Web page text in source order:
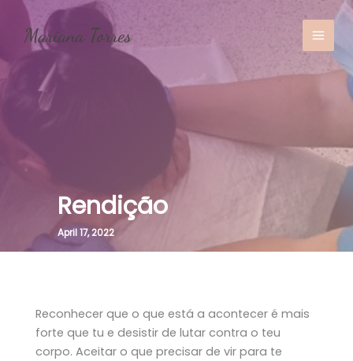
content
Rendição
April 17, 2022
Reconhecer que o que está a acontecer é mais
forte que tu e desistir de lutar contra o teu
corpo. Aceitar o que precisar de vir para te